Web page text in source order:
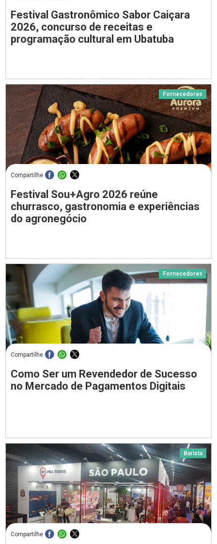
Festival Gastronômico Sabor Caiçara
2026, concurso de receitas e
programação cultural em Ubatuba
Fornecedores
Compartilhe
Festival Sou+Agro 2026 reúne
churrasco, gastronomia e experiências
do agronegócio
Fornecedores
Compartilhe
Como Ser um Revendedor de Sucesso
no Mercado de Pagamentos Digitais
Barista
Compartilhe